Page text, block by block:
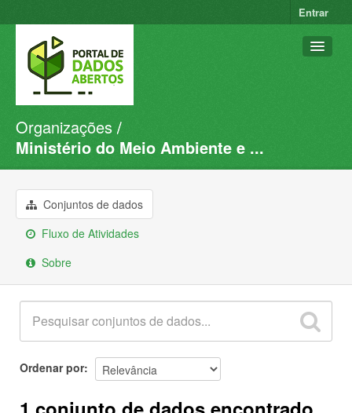
Entrar
Conjuntos de dados
Organizações
Sobre
Organizações
Ministério do Meio Ambiente e ...
Conjuntos de dados
Fluxo de Atividades
Sobre
Ordenar por